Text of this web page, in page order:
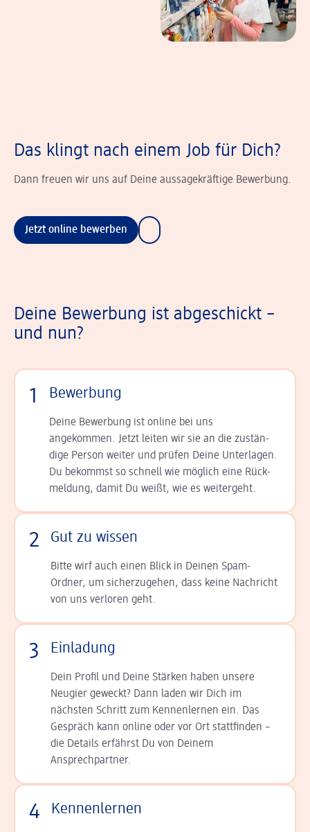
Das klingt nach einem Job für Dich?
Dann freuen wir uns auf Deine aussagekräftige Bewerbung.
Jetzt online bewerben
Deine Bewerbung ist abgeschickt –
und nun?
1 Bewerbung
Deine Bewerbung ist online bei uns
angekommen. Jetzt leiten wir sie an die zu­stän­
dige Person weiter und prüfen Deine Unterlagen.
Du bekommst so schnell wie möglich eine Rück­
meldung, damit Du weißt, wie es weitergeht.
2 Gut zu wissen
Bitte wirf auch einen Blick in Deinen Spam-
Ordner, um sicherzugehen, dass keine Nachricht
von uns verloren geht.
3 Einladung
Dein Profil und Deine Stär­ken haben unsere
Neugier geweckt? Dann laden wir Dich im
nächsten Schritt zum Kennen­lernen ein. Das
Gespräch kann online oder vor Ort statt­finden –
die Details er­fährst Du von Deinem
Ansprechpartner.
4 Kennenlernen